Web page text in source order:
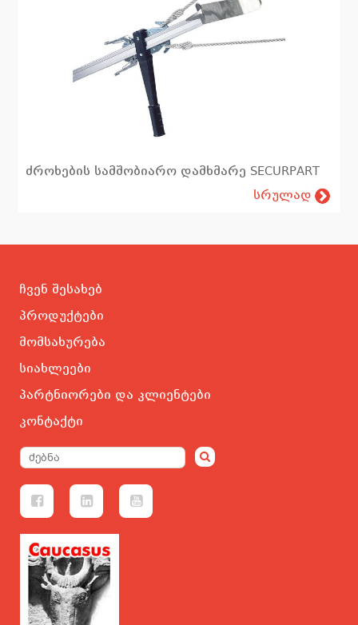
ძროხების სამშობიარო დამხმარე SECURPART
სრულად
ჩვენ შესახებ
პროდუქტები
მომსახურება
სიახლეები
პარტნიორები და კლიენტები
კონტაქტი